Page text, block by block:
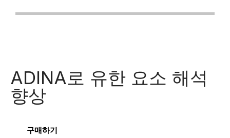
ADINA로 유한 요소 해석
향상​
구매하기